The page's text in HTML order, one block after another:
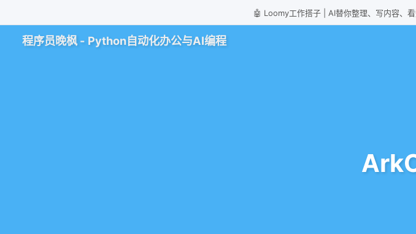
🤖 Loomy工作搭子 | AI替你整理、写内容、
程序员晚枫 - Python自动化办公与AI编程